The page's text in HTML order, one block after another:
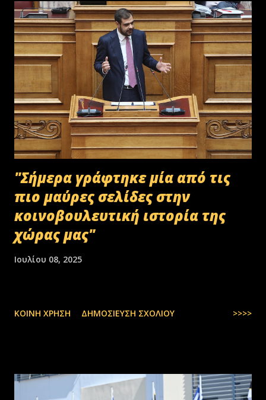
αποστολή των Πινάκων αρχείων Καταστρεπτέων Υλικών της ΠΔ
Μακεδονίας-Θράκης και ολοκληρώθηκε με το υπ.αρ.πρωτ.
23412/02-07-2025 έγγραφο της ΑΑΔΕ και το από 10-07-2025
πρωτόκολλο παράδοσης υλικών μεταξύ της ΑΑΔΕ-Γενική Δ/νση
Τελωνείων-Τμήμα Διαχείρισης Δημόσιου Υλικού και της
συνεργαζόμενης με αυτήν εταιρείας ανακύκλωσης. Διευκρινίζεται ότι
στο αρχείο αυτό δεν συμπεριλαμβάνονταν αρχειακό υλικό που είχε
κοινοποιηθεί ότι ελέγχεται και στο ψηφιακό αρχείο του ΟΠΕΚΕΠ...
"Σήμερα γράφτηκε μία από τις
πιο μαύρες σελίδες στην
κοινοβουλευτική ιστορία της
χώρας μας"
Ιουλίου 08, 2025
ΚΟΙΝΉ ΧΡΉΣΗ ΔΗΜΟΣΊΕΥΣΗ ΣΧΟΛΊΟΥ >>>>